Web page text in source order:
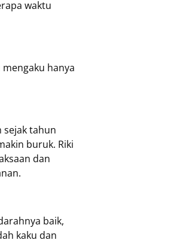
waktu
hanya
sejak tahun
buruk. Riki
dan
baik,
kaku dan